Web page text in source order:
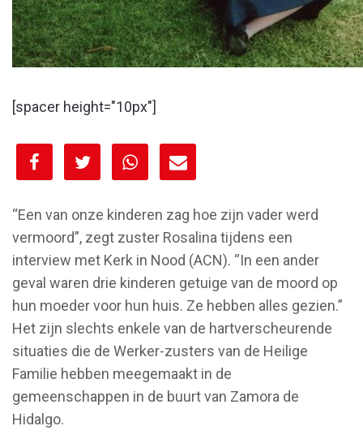
[spacer height="10px"]
[spacer height="10px"]
“Een van onze kinderen zag hoe zijn vader werd
vermoord”, zegt zuster Rosalina tijdens een
interview met Kerk in Nood (ACN). “In een ander
geval waren drie kinderen getuige van de moord op
hun moeder voor hun huis. Ze hebben alles gezien.”
Het zijn slechts enkele van de hartverscheurende
situaties die de Werker-zusters van de Heilige
Familie hebben meegemaakt in de
gemeenschappen in de buurt van Zamora de
Hidalgo.